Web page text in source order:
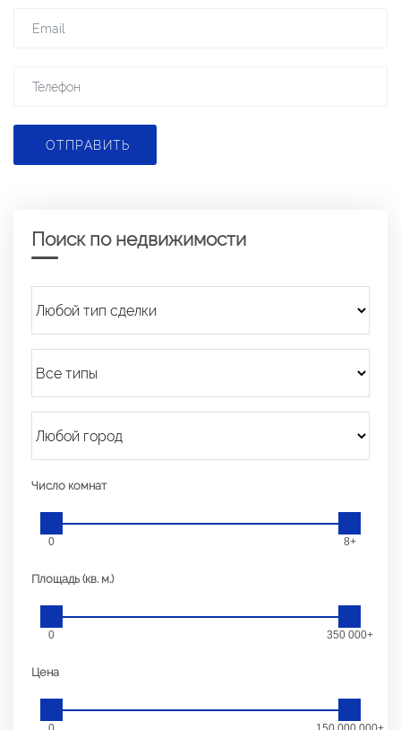
ОТПРАВИТЬ
Поиск по недвижимости
Число комнат
0 8+
Площадь (кв. м.)
0 350 000+
Цена